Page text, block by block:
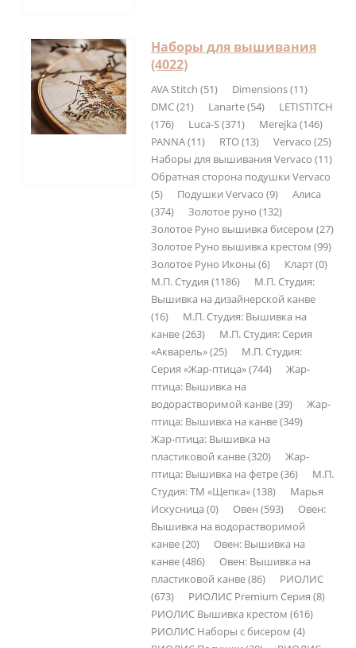
Наборы для вышивания
(4022)
AVA Stitch (51)
Dimensions (11)
DMC (21)
Lanarte (54)
LETISTITCH
(176)
Luca-S (371)
Merejka (146)
PANNA (11)
RTO (13)
Vervaco (25)
Наборы для вышивания Vervaco (11)
Обратная сторона подушки Vervaco
(5)
Подушки Vervaco (9)
Алиса
(374)
Золотое руно (132)
Золотое Руно вышивка бисером (27)
Золотое Руно вышивка крестом (99)
Золотое Руно Иконы (6)
Кларт (0)
М.П. Студия (1186)
М.П. Студия:
Вышивка на дизайнерской канве
(16)
М.П. Студия: Вышивка на
канве (263)
М.П. Студия: Серия
«Акварель» (25)
М.П. Студия:
Серия «Жар-птица» (744)
Жар-
птица: Вышивка на
водорастворимой канве (39)
Жар-
птица: Вышивка на канве (349)
Жар-птица: Вышивка на
пластиковой канве (320)
Жар-
птица: Вышивка на фетре (36)
М.П.
Студия: ТМ «Щепка» (138)
Марья
Искусница (0)
Овен (593)
Овен:
Вышивка на водорастворимой
канве (20)
Овен: Вышивка на
канве (486)
Овен: Вышивка на
пластиковой канве (86)
РИОЛИС
(673)
РИОЛИС Premium Серия (8)
РИОЛИС Вышивка крестом (616)
РИОЛИС Наборы с бисером (4)